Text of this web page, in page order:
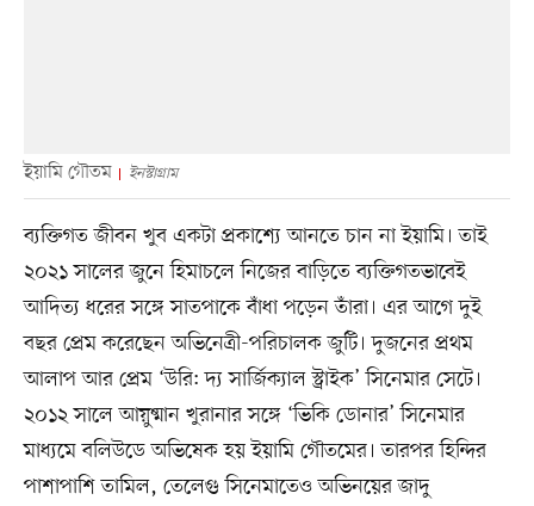
ইয়ামি গৌতম ইনস্টাগ্রাম
ব্যক্তিগত জীবন খুব একটা প্রকাশ্যে আনতে চান না​ ইয়ামি। তাই
২০২১ সালের জুনে হিমাচলে নিজের বাড়িতে ব্যক্তিগতভাবেই
আদিত্য ধরের সঙ্গে সাতপাকে বাঁধা পড়েন তাঁরা। এর আগে দুই
বছর প্রেম করেছেন অভিনেত্রী-পরিচালক জুটি। দুজনের প্রথম
আলাপ আর প্রেম ‘উরি: দ্য সার্জিক্যাল স্ট্রাইক’ সিনেমার সেটে।
২০১২ সালে আয়ুষ্মান খুরানার সঙ্গে ‘ভিকি ডোনার’ সিনেমার
মাধ্যমে বলিউডে অভিষেক হয় ইয়ামি গৌতমের। তারপর হিন্দির
পাশাপাশি তামিল, তেলেগু সিনেমাতেও অভিনয়ের জাদু